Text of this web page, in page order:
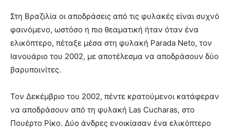
Στη Βραζιλία οι αποδράσεις από τις φυλακές είναι συχνό
φαινόμενο, ωστόσο η πιο θεαματική ήταν όταν ένα
ελικόπτερο, πέταξε μέσα στη φυλακή Parada Neto, τον
Ιανουάριο του 2002, με αποτέλεσμα να αποδράσουν δύο
βαρυποινίτες.
Τον Δεκέμβριο του 2002, πέντε κρατούμενοι κατάφεραν
να αποδράσουν από τη φυλακή Las Cucharas, στο
Πουέρτο Ρίκο. Δύο άνδρες ενοικίασαν ένα ελικόπτερο